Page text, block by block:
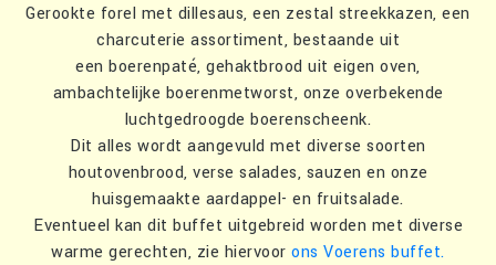
Gerookte forel met dillesaus, een zestal streekkazen, een
charcuterie assortiment, bestaande uit
een boerenpaté, gehaktbrood uit eigen oven,
ambachtelijke boerenmetworst, onze overbekende
luchtgedroogde boerenscheenk.
Dit alles wordt aangevuld met diverse soorten
houtovenbrood, verse salades, sauzen en onze
huisgemaakte aardappel- en fruitsalade.
Eventueel kan dit buffet uitgebreid worden met diverse
warme gerechten, zie hiervoorons Voerens buffet.